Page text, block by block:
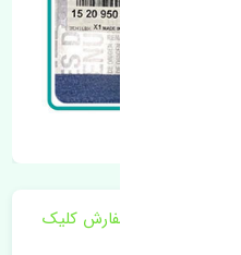
به روز روی ثبت سفارش کلیک